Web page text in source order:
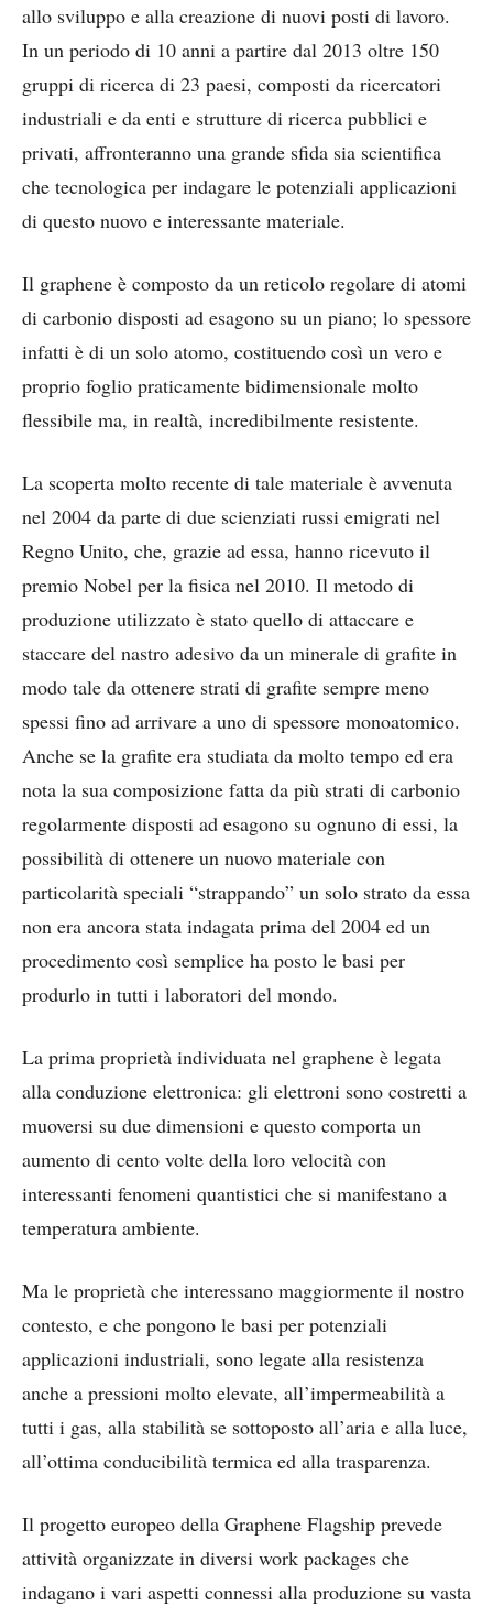
allo sviluppo e alla creazione di nuovi posti di lavoro.
In un periodo di 10 anni a partire dal 2013 oltre 150
gruppi di ricerca di 23 paesi, composti da ricercatori
industriali e da enti e strutture di ricerca pubblici e
privati, affronteranno una grande sfida sia scientifica
che tecnologica per indagare le potenziali applicazioni
di questo nuovo e interessante materiale.
Il graphene è composto da un reticolo regolare di atomi
di carbonio disposti ad esagono su un piano; lo spessore
infatti è di un solo atomo, costituendo così un vero e
proprio foglio praticamente bidimensionale molto
flessibile ma, in realtà, incredibilmente resistente.
La scoperta molto recente di tale materiale è avvenuta
nel 2004 da parte di due scienziati russi emigrati nel
Regno Unito, che, grazie ad essa, hanno ricevuto il
premio Nobel per la fisica nel 2010. Il metodo di
produzione utilizzato è stato quello di attaccare e
staccare del nastro adesivo da un minerale di grafite in
modo tale da ottenere strati di grafite sempre meno
spessi fino ad arrivare a uno di spessore monoatomico.
Anche se la grafite era studiata da molto tempo ed era
nota la sua composizione fatta da più strati di carbonio
regolarmente disposti ad esagono su ognuno di essi, la
possibilità di ottenere un nuovo materiale con
particolarità speciali “strappando” un solo strato da essa
non era ancora stata indagata prima del 2004 ed un
procedimento così semplice ha posto le basi per
produrlo in tutti i laboratori del mondo.
La prima proprietà individuata nel graphene è legata
alla conduzione elettronica: gli elettroni sono costretti a
muoversi su due dimensioni e questo comporta un
aumento di cento volte della loro velocità con
interessanti fenomeni quantistici che si manifestano a
temperatura ambiente.
Ma le proprietà che interessano maggiormente il nostro
contesto, e che pongono le basi per potenziali
applicazioni industriali, sono legate alla resistenza
anche a pressioni molto elevate, all’impermeabilità a
tutti i gas, alla stabilità se sottoposto all’aria e alla luce,
all’ottima conducibilità termica ed alla trasparenza.
Il progetto europeo della Graphene Flagship prevede
attività organizzate in diversi work packages che
indagano i vari aspetti connessi alla produzione su vasta